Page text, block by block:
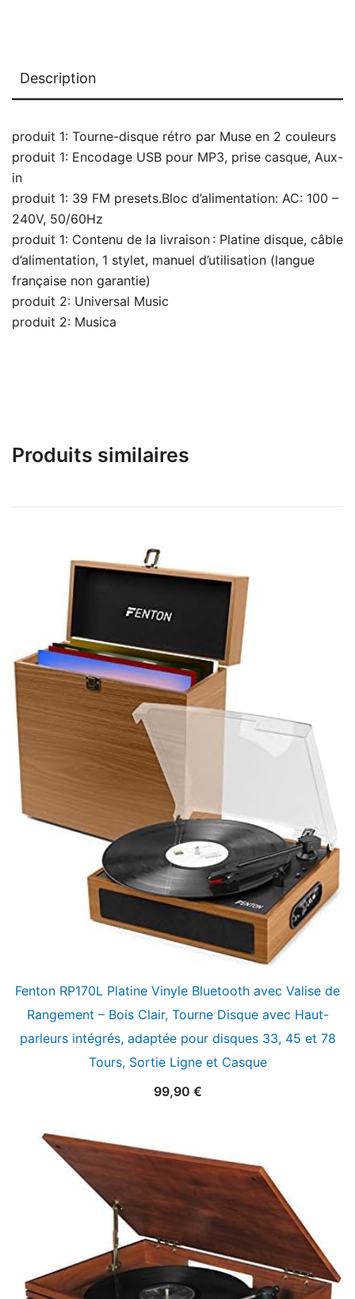
Description
produit 1: Tourne-disque rétro par Muse en 2 couleurs
produit 1: Encodage USB pour MP3, prise casque, Aux-
in
produit 1: 39 FM presets.Bloc d’alimentation: AC: 100 –
240V, 50/60Hz
produit 1: Contenu de la livraison : Platine disque, câble
d’alimentation, 1 stylet, manuel d’utilisation (langue
française non garantie)
produit 2: Universal Music
produit 2: Musica
Produits similaires
Fenton RP170L Platine Vinyle Bluetooth avec Valise de
Rangement – Bois Clair, Tourne Disque avec Haut-
parleurs intégrés, adaptée pour disques 33, 45 et 78
Tours, Sortie Ligne et Casque
99,90 €